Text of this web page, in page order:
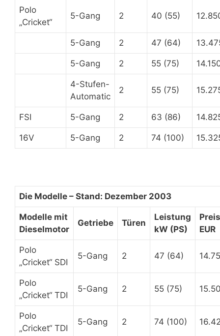
Polo
„Cricket“
5-Gang 2 40 (55)
5-Gang 2 47 (64)
5-Gang 2 55 (75)
4-Stufen-
Automatic
2 55 (75)
FSI 5-Gang 2 63 (86)
16V 5-Gang 2 74 (100)
Die Modelle – Stand: Dezember 2003
Modelle mit
Dieselmotor
Getriebe Türen
Leistung
kW (PS)
Preis
EUR
Polo
„Cricket“ SDI
5-Gang 2 47 (64)
Polo
„Cricket“ TDI
5-Gang 2 55 (75)
Polo
„Cricket“ TDI
5-Gang 2 74 (100)